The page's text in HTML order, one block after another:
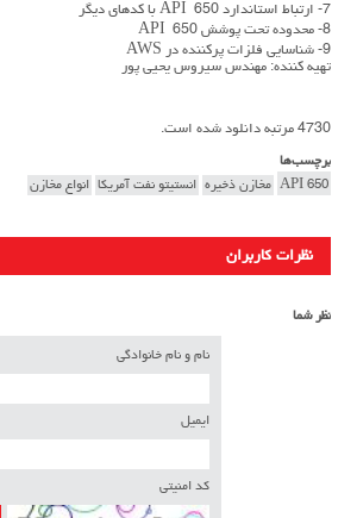
7- ارتباط استاندارد API 650 با کدهای دیگر
8- محدوده تحت پوشش API 650
9- شناسايي فلزات پركننده در AWS
تهیه کننده: مهندس سیروس یحیی پور
4730 مرتبه دانلود شده است.
برچسب‌ها
API 650 مخازن ذخيره انستيتو نفت آمريکا انواع مخازن
نظرات کاربران
نظر شما
نام و نام خانوادگی
ایمیل
کد امنیتی